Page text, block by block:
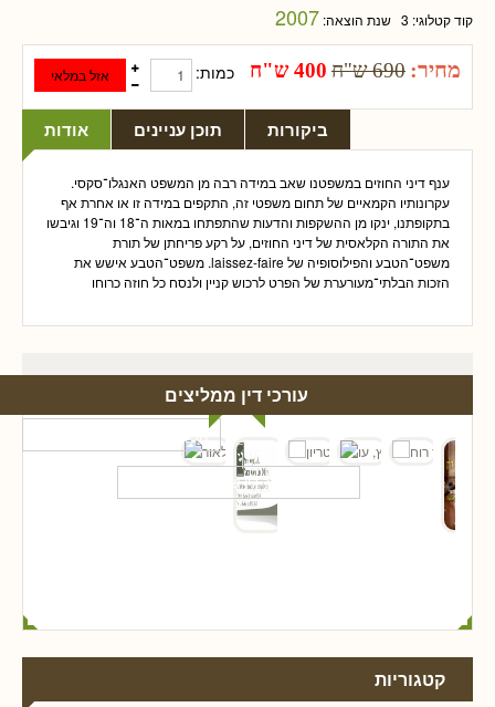
קוד קטלוגי: 3 שנת הוצאה: 2007
מחיר: 690 ש"ח 400 ש"ח כמות:
אודות תוכן עניינים ביקורות
ענף דיני החוזים במשפטנו שאב במידה רבה מן המשפט האנגלו־סקסי.
עקרונותיו הקמאיים של תחום משפטי זה, התקפים במידה זו או אחרת אף
בתקופתנו, ינקו מן ההשקפות והדעות שהתפתחו במאות ה־18 וה־19 וגיבשו
את התורה הקלאסית של דיני החוזים, על רקע פריחתן של תורת
משפט־הטבע והפילוסופיה של laissez-faire. משפט־הטבע אישש את
הזכות הבלתי־מעורערת של הפרט לרכוש קניין ולנסח כל חוזה כרוחו
עורכי דין ממליצים
קטגוריות